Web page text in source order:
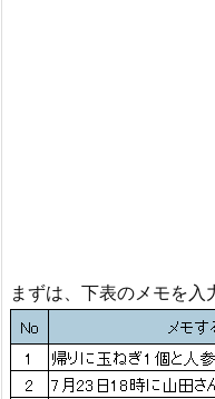
まずは、下表のメモを入